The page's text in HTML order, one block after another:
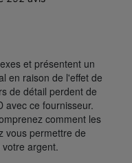
et présentent un
en raison de l'effet de
de détail perdent de
avec ce fournisseur.
comment les
vous permettre de
argent.